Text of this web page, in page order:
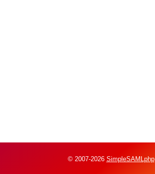
© 2007-2026 SimpleSAMLphp